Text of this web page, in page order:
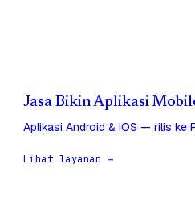
Jasa Bikin Aplikasi
Aplikasi Android & iOS — rilis ke
Lihat layanan →